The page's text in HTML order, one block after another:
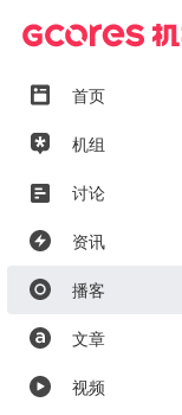
首页
机组
讨论
资讯
播客
文章
视频